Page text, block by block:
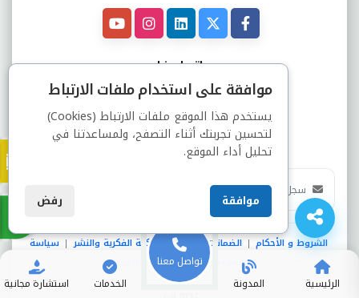
الرئيسية المدونة
تواصل معنا
الخدمات
استشارة مجانية
اتصل بنــا
النشرة البريدية
الشروط و الأحكام | الضمانات حقوق الملكية الفكرية والنشر | سياسة
الخصوصية | انفوجرافيك أكاديمي
موافقة على استخدام ملفات الارتباط
يستخدم هذا الموقع ملفات الارتباط (Cookies)
لتحسين تجربتك أثناء التصفح، ولمساعدتنا في
تحليل أداء الموقع.
موافقة رفض